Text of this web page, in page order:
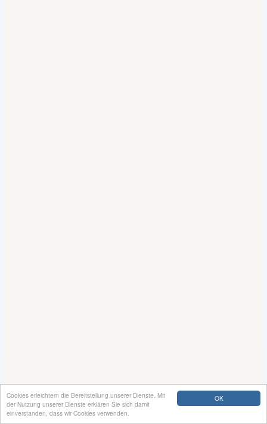
OK
Cookies erleichtern die Bereitstellung unserer Dienste. Mit
der Nutzung unserer Dienste erklären Sie sich damit
einverstanden, dass wir Cookies verwenden.